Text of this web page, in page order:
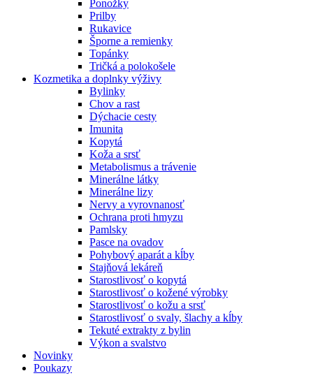
Ponožky
Prilby
Rukavice
Šporne a remienky
Topánky
Tričká a polokošele
Kozmetika a doplnky výživy
Bylinky
Chov a rast
Dýchacie cesty
Imunita
Kopytá
Koža a srsť
Metabolismus a trávenie
Minerálne látky
Minerálne lizy
Nervy a vyrovnanosť
Ochrana proti hmyzu
Pamlsky
Pasce na ovadov
Pohybový aparát a kĺby
Stajňová lekáreň
Starostlivosť o kopytá
Starostlivosť o kožené výrobky
Starostlivosť o kožu a srsť
Starostlivosť o svaly, šlachy a kĺby
Tekuté extrakty z bylin
Výkon a svalstvo
Novinky
Poukazy